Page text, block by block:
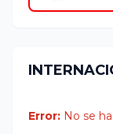
Error: No se